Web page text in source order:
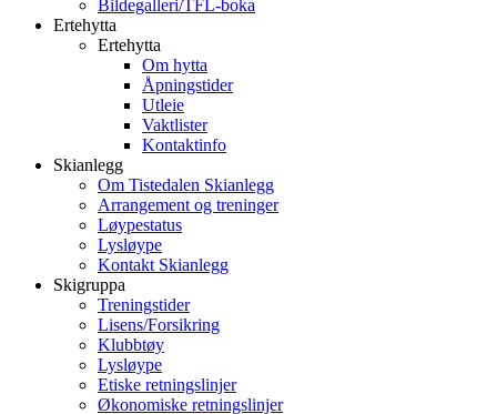
Bildegalleri/TFL-boka
Ertehytta
Ertehytta
Om hytta
Åpningstider
Utleie
Vaktlister
Kontaktinfo
Skianlegg
Om Tistedalen Skianlegg
Arrangement og treninger
Løypestatus
Lysløype
Kontakt Skianlegg
Skigruppa
Treningstider
Lisens/Forsikring
Klubbtøy
Lysløype
Etiske retningslinjer
Økonomiske retningslinjer